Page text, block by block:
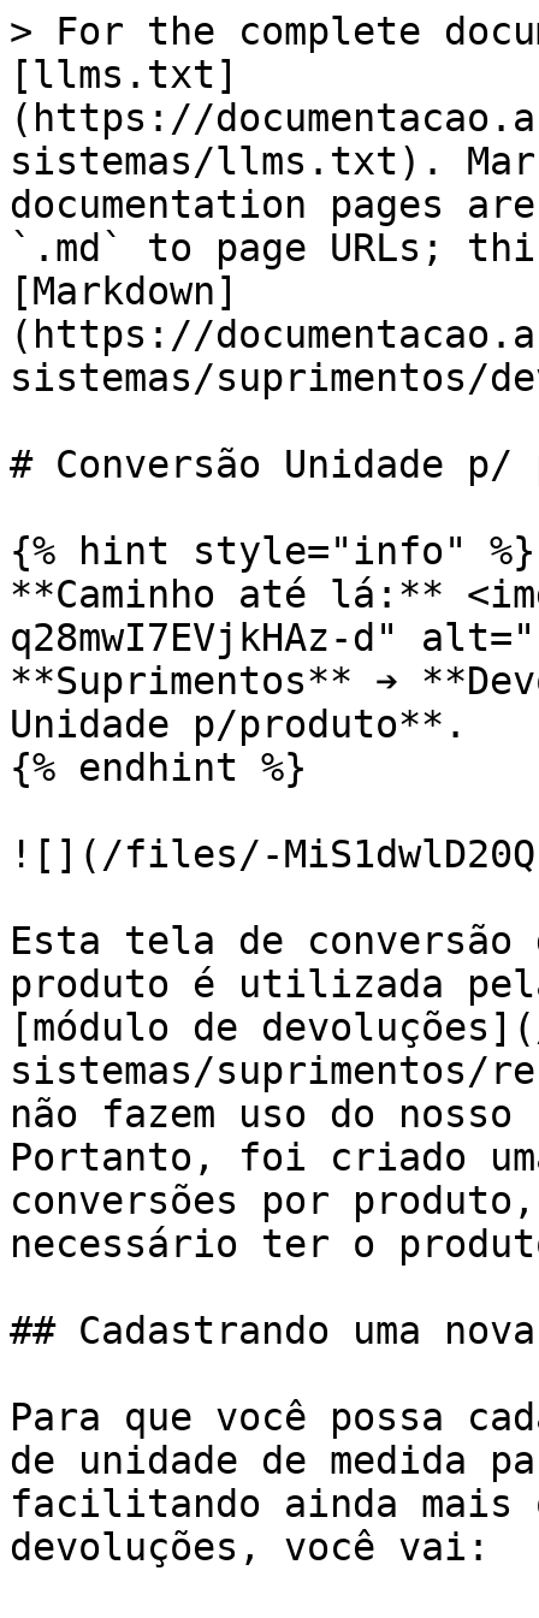
> For the complete
[llms.txt]
(https://
sistemas/llms.txt).
documentation pages
`.md` to page URLs;
[Markdown]
(https://
sistemas/suprimentos/
# Conversão Unidade p/
{% hint style="info" %}
**Caminho até lá:**
q28mwI7EVjkHAz-d"
**Suprimentos** ➔
Unidade p/produto**.
{% endhint %}
![](/files/-
Esta tela de conversão
produto é utilizada
[módulo de
sistemas/suprimentos/
não fazem uso do
Portanto, foi criado
conversões por
necessário ter o
## Cadastrando uma
Para que você possa
de unidade de medida
facilitando ainda mais
devoluções, você vai: